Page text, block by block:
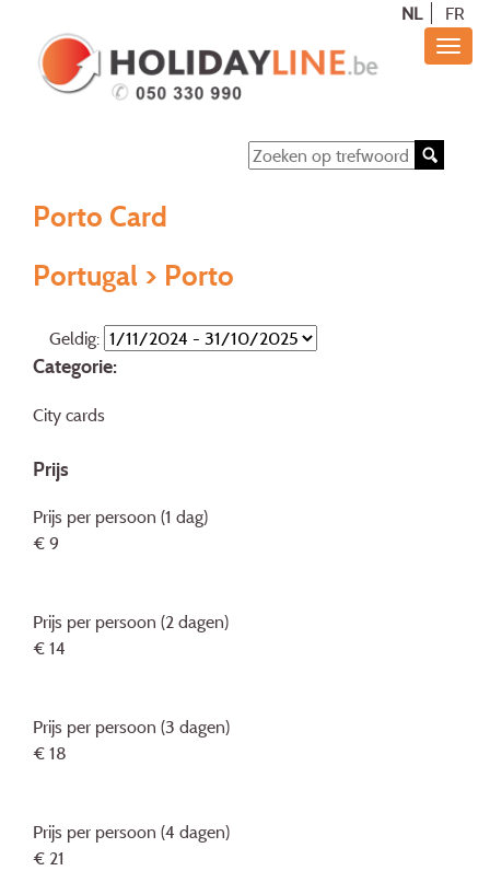
NL FR
Porto Card
Portugal > Porto
Geldig:
Categorie:
City cards
Prijs
Prijs per persoon (1 dag)
€ 9
Prijs per persoon (2 dagen)
€ 14
Prijs per persoon (3 dagen)
€ 18
Prijs per persoon (4 dagen)
€ 21